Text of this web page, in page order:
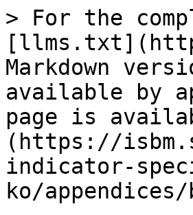
> For the
Markdown
available by
page is
(https://
indicator-
ko/